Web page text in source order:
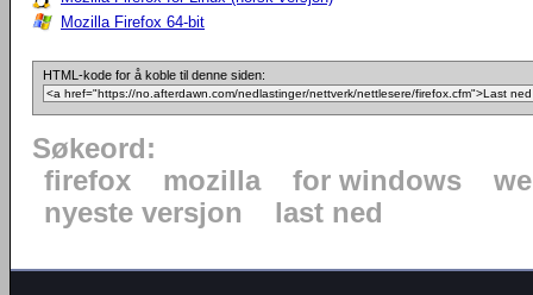
Mozilla Firefox 64-bit
HTML-kode for å koble til denne siden:
Søkeord:
firefox
mozilla for windows
nyeste versjon
last ned